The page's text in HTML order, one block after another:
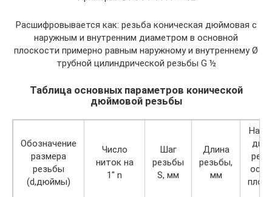
Расшифровывается как: резьба коническая дюймовая с
наружным и внутренним диаметром в основной
плоскости примерно равным наружному и внутреннему Ø
трубной цилиндрической резьбы G ½
Таблица основных параметров конической
дюймовой резьбы
Обозначение
размера
резьбы
(d,дюймы)
Число
ниток на
1″ n
Шаг
резьбы
S, мм
Длина
резьбы,
мм